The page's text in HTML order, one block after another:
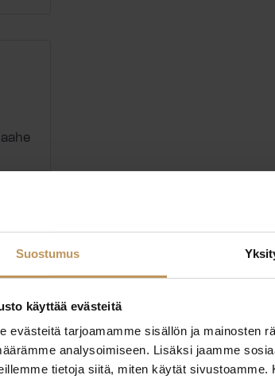
Suostumus
käyttää evästeitä
evästeitä tarjoamamme sisällön ja mainosten
analysoimiseen. Lisäksi jaamme
tietoja siitä, miten käytät
auttaa